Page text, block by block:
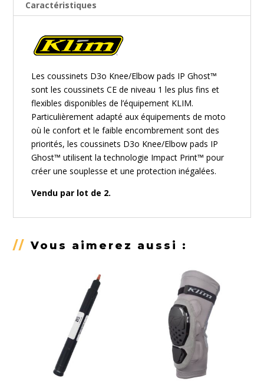
Caractéristiques
Les coussinets D3o Knee/Elbow pads IP Ghost™
sont les coussinets CE de niveau 1 les plus fins et
flexibles disponibles de l’équipement KLIM.
Particulièrement adapté aux équipements de moto
où le confort et le faible encombrement sont des
priorités, les coussinets D3o Knee/Elbow pads IP
Ghost™ utilisent la technologie Impact Print™ pour
créer une souplesse et une protection inégalées.
Vendu par lot de 2.
//Vous aimerez aussi :